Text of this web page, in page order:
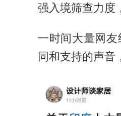
强入境筛查力度
一时间大量网
同和支持的声音